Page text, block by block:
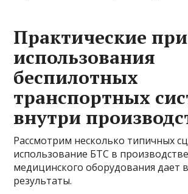
Практические
использования
беспилотных
транспортных
внутри
Рассмотрим несколько типичных
использование БТС в производстве
медицинского оборудования дает
результаты.